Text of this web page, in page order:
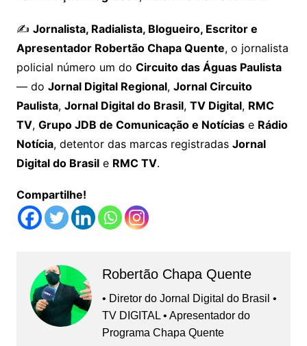
✍️ Jornalista, Radialista, Blogueiro, Escritor e
Apresentador Robertão Chapa Quente, o jornalista
policial número um do Circuito das Águas Paulista
— do Jornal Digital Regional, Jornal Circuito
Paulista, Jornal Digital do Brasil, TV Digital, RMC
TV, Grupo JDB de Comunicação e Notíciase Rádio
Notícia, detentor das marcas registradas Jornal
Digital do Brasile RMC TV.
Compartilhe!
Robertão Chapa Quente
• Diretor do Jornal Digital do Brasil •
TV DIGITAL • Apresentador do
Programa Chapa Quente